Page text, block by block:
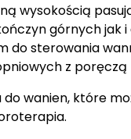
wysokością
górnych jak
do sterowania
z poręczą
wanien, które